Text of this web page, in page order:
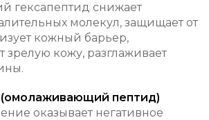
гексапептид снижает
молекул, защищает от
кожный барьер,
зрелую кожу, разглаживает
(омолаживающий пептид)
оказывает негативное